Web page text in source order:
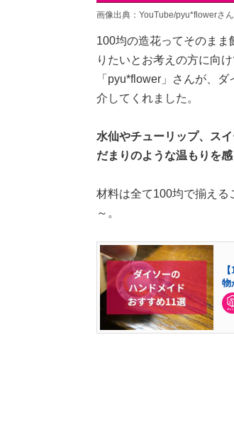
画像出典：YouTube/pyu*flowerさ
100均の造花ってそのま
りたいとお考えの方に向
「pyu*flower」さんが、
介してくれました。
水仙やチューリップ、ス
だまりのような温もりを
材料は全て100均で揃える
～。
物